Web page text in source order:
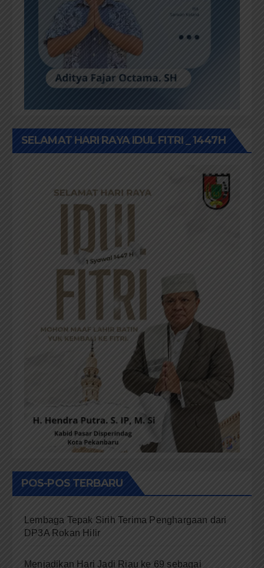
SELAMAT HARI RAYA IDUL FITRI _ 1447H
POS-POS TERBARU
Lembaga Tepak Sirih Terima Penghargaan dari
DP3A Rokan Hilir
Menjadikan Hari Jadi Riau ke 69 sebagai